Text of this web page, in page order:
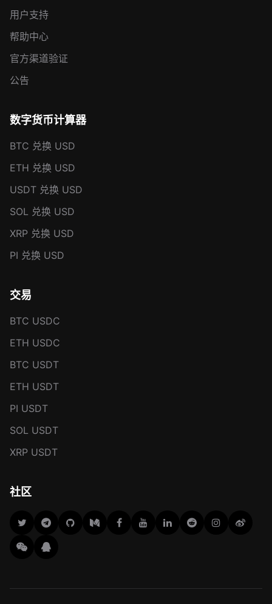
社区
用户支持
帮助中心
官方渠道验证
公告
数字货币计算器
BTC 兑换 USD
ETH 兑换 USD
USDT 兑换 USD
SOL 兑换 USD
XRP 兑换 USD
PI 兑换 USD
交易
BTC USDC
ETH USDC
BTC USDT
ETH USDT
PI USDT
SOL USDT
XRP USDT